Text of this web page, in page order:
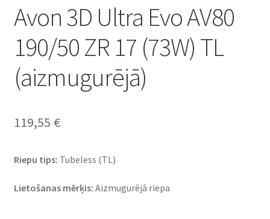
Avon 3D Ultra Evo AV80
190/50 ZR 17 (73W) TL
(aizmugurējā)
119,55 €
Riepu tips: Tubeless (TL)
Lietošanas mērķis: Aizmugurējā riepa